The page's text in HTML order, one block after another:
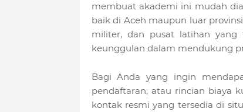
membuat akademi ini mudah
baik di Aceh maupun luar
militer, dan pusat latihan yang
keunggulan dalam mendukung
Bagi Anda yang ingin
pendaftaran, atau rincian biaya
kontak resmi yang tersedia di